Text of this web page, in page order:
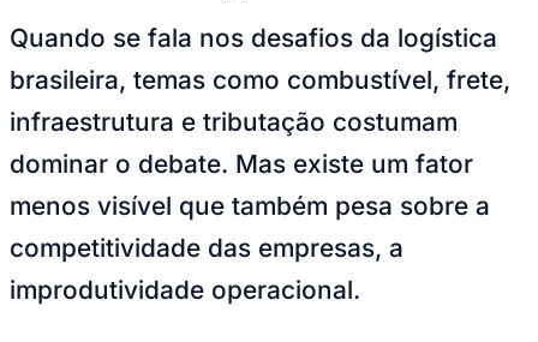
Quando se fala nos desafios da logística
brasileira, temas como combustível, frete,
infraestrutura e tributação costumam
dominar o debate. Mas existe um fator
menos visível que também pesa sobre a
competitividade das empresas, a
improdutividade operacional.